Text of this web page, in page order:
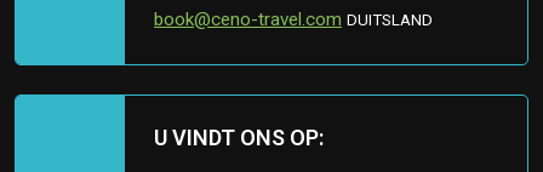
book@ceno-travel.com DUITSLAND
U VINDT ONS OP: